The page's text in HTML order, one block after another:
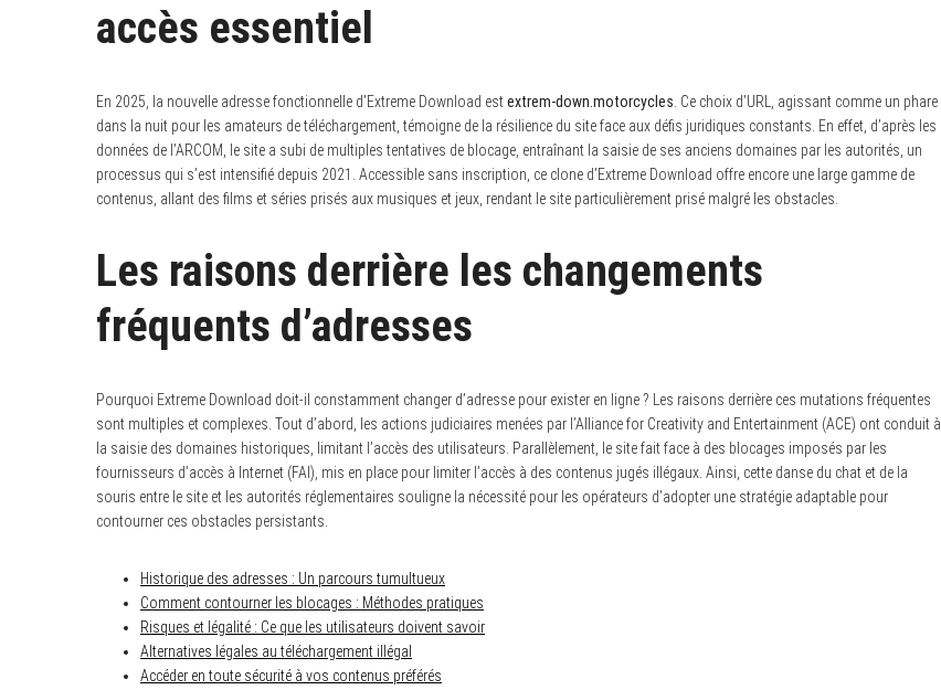
accès essentiel
En 2025, la nouvelle adresse fonctionnelle d’Extreme Download estextrem-down.motorcycles. Ce choix d’URL, agissant comme un phare
dans la nuit pour les amateurs de téléchargement, témoigne de la résilience du site face aux défis juridiques constants. En effet, d’après les
données de l’ARCOM, le site a subi de multiples tentatives de blocage, entraînant la saisie de ses anciens domaines par les autorités, un
processus qui s’est intensifié depuis 2021. Accessible sans inscription, ce clone d’Extreme Download offre encore une large gamme de
contenus, allant des films et séries prisés aux musiques et jeux, rendant le site particulièrement prisé malgré les obstacles.
Les raisons derrière les changements
fréquents d’adresses
Pourquoi Extreme Download doit-il constamment changer d’adresse pour exister en ligne ? Les raisons derrière ces mutations fréquentes
sont multiples et complexes. Tout d’abord, les actions judiciaires menées par l’Alliance for Creativity and Entertainment (ACE) ont conduit à
la saisie des domaines historiques, limitant l’accès des utilisateurs. Parallèlement, le site fait face à des blocages imposés par les
fournisseurs d’accès à Internet (FAI), mis en place pour limiter l’accès à des contenus jugés illégaux. Ainsi, cette danse du chat et de la
souris entre le site et les autorités réglementaires souligne la nécessité pour les opérateurs d’adopter une stratégie adaptable pour
contourner ces obstacles persistants.
Historique des adresses : Un parcours tumultueux
Comment contourner les blocages : Méthodes pratiques
Risques et légalité : Ce que les utilisateurs doivent savoir
Alternatives légales au téléchargement illégal
Accéder en toute sécurité à vos contenus préférés